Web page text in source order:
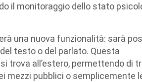
il monitoraggio dello stato
una nuova funzionalità: sarà
testo o del parlato. Questa
trova all’estero, permettendo di
mezzi pubblici o semplicemente